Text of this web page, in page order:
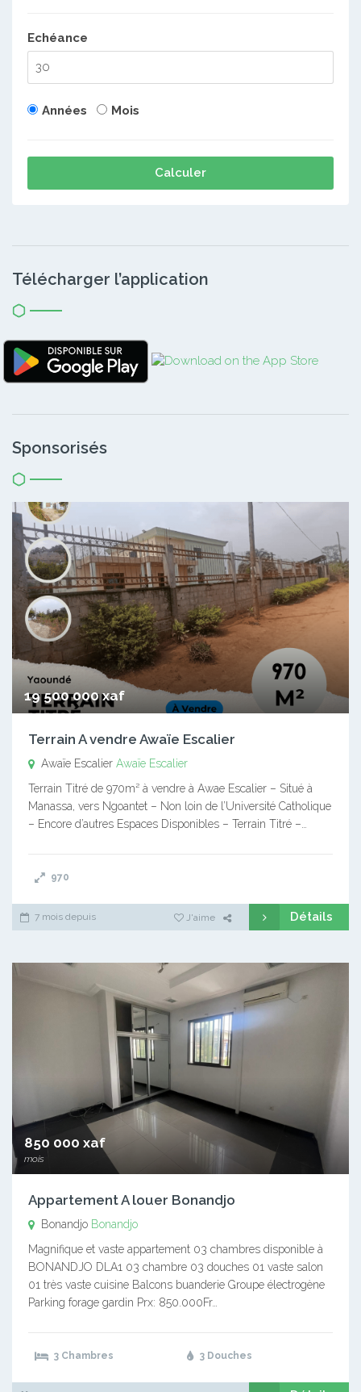
Echéance
Années Mois
Calculer
Télécharger l’application
Sponsorisés
19 500 000 xaf
Terrain A vendre Awaïe Escalier
Awaïe Escalier Awaïe Escalier
Terrain Titré de 970m² à vendre à Awae Escalier – Situé à
Manassa, vers Ngoantet – Non loin de l’Université Catholique
– Encore d’autres Espaces Disponibles – Terrain Titré –…
970
7 mois depuis J'aime Détails
850 000 xaf
mois
Appartement A louer Bonandjo
Bonandjo Bonandjo
Magnifique et vaste appartement 03 chambres disponible à
BONANDJO DLA1 03 chambre 03 douches 01 vaste salon
01 très vaste cuisine Balcons buanderie Groupe électrogène
Parking forage gardin Prx: 850.000Fr…
3 Chambres 3 Douches